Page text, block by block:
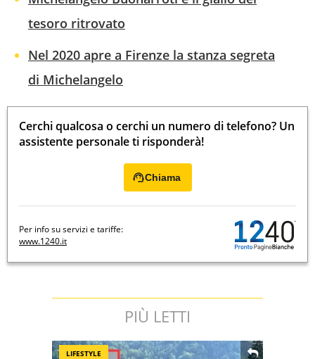
tesoro ritrovato
Nel 2020 apre a Firenze la stanza segreta
di Michelangelo
Cerchi qualcosa o cerchi un numero di telefono? Un
assistente personale ti risponderà!
Chiama
Per info su servizi e tariffe:
www.1240.it
PIÙ LETTI
LIFESTYLE